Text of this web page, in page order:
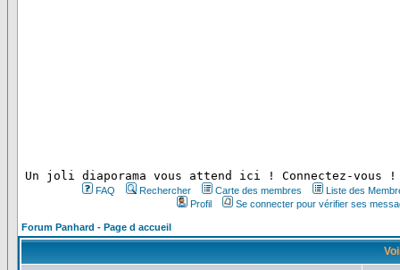
Un joli diaporama vous attend ici ! Connectez-vous !
FAQ Rechercher Carte des membres
Liste des
Profil
Se connecter pour vérifier ses
Forum Panhard - Page d accueil